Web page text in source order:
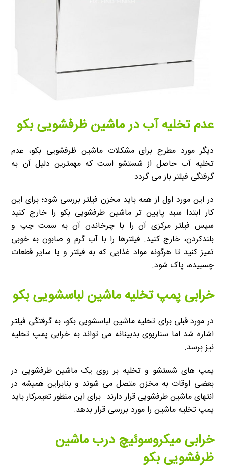
عدم تخلیه آب در ماشین ظرفشویی بکو
دیگر مورد مطرح برای مشکلات ماشین ظرفشویی بکو، عدم
تخلیه آب حاصل از شستشو است که مهمترین دلیل آن به
گرفتگی فیلتر باز می گردد.
در این مورد اول از همه باید مخزن فیلتر بررسی شود؛ برای این
کار ابتدا سبد پایین تر ماشین ظرفشویی بکو را خارج کنید
سپس فیلتر مرکزی آن را با چرخاندن آن به سمت چپ و
بلندکردن، خارج کنید. فیلترها را با آب گرم و صابون به خوبی
تمیز کنید تا هرگونه مواد غذایی که به فیلتر و یا سایر قطعات
چسبیده، پاک شود.
خرابی پمپ تخلیه ماشین لباسشویی بکو
در مورد قبلی برای تخلیه ماشین لباسشویی بکو، به گرفتگی فیلتر
اشاره شد اما سناریوی بدبینانه می تواند به خرابی پمپ تخلیه
نیز برسد.
پمپ های شستشو و تخلیه بر روی یک ماشین ظرفشویی در
بعضی اوقات به مخزن متصل می شوند و بنابراین همیشه در
انتهای ماشین ظرفشویی قرار دارند. برای این منظور تعیمرکار باید
پمپ تخلیه ماشین را مورد بررسی قرار بدهد.
خرابی میکروسوئیچ درب ماشین
ظرفشویی بکو